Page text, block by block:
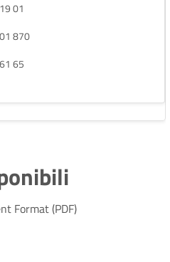
01
870
65
Format (PDF)